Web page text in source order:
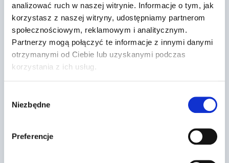
analizować ruch w naszej witrynie. Informacje o tym, jak
korzystasz z naszej witryny, udostępniamy partnerom
społecznościowym, reklamowym i analitycznym.
Partnerzy mogą połączyć te informacje z innymi danymi
otrzymanymi od Ciebie lub uzyskanymi podczas
korzystania z ich usług.
zgody
Niezbędne
Preferencje